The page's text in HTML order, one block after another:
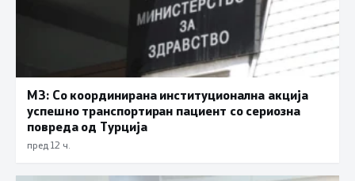
МЗ: Со координирана институционална акција
успешно транспортиран пациент со сериозна
повреда од Турција
пред 12 ч.